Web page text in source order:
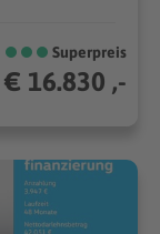
Superpreis
€ 16.830 ,-